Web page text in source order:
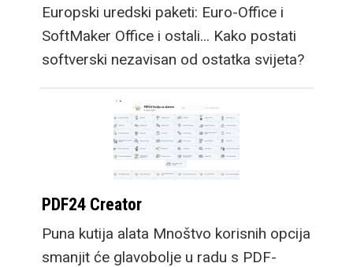
Europski uredski paketi: Euro-Office i
SoftMaker Office i ostali... Kako postati
softverski nezavisan od ostatka svijeta?
PDF24 Creator
Puna kutija alata Mnoštvo korisnih opcija
smanjit će glavobolje u radu s PDF-